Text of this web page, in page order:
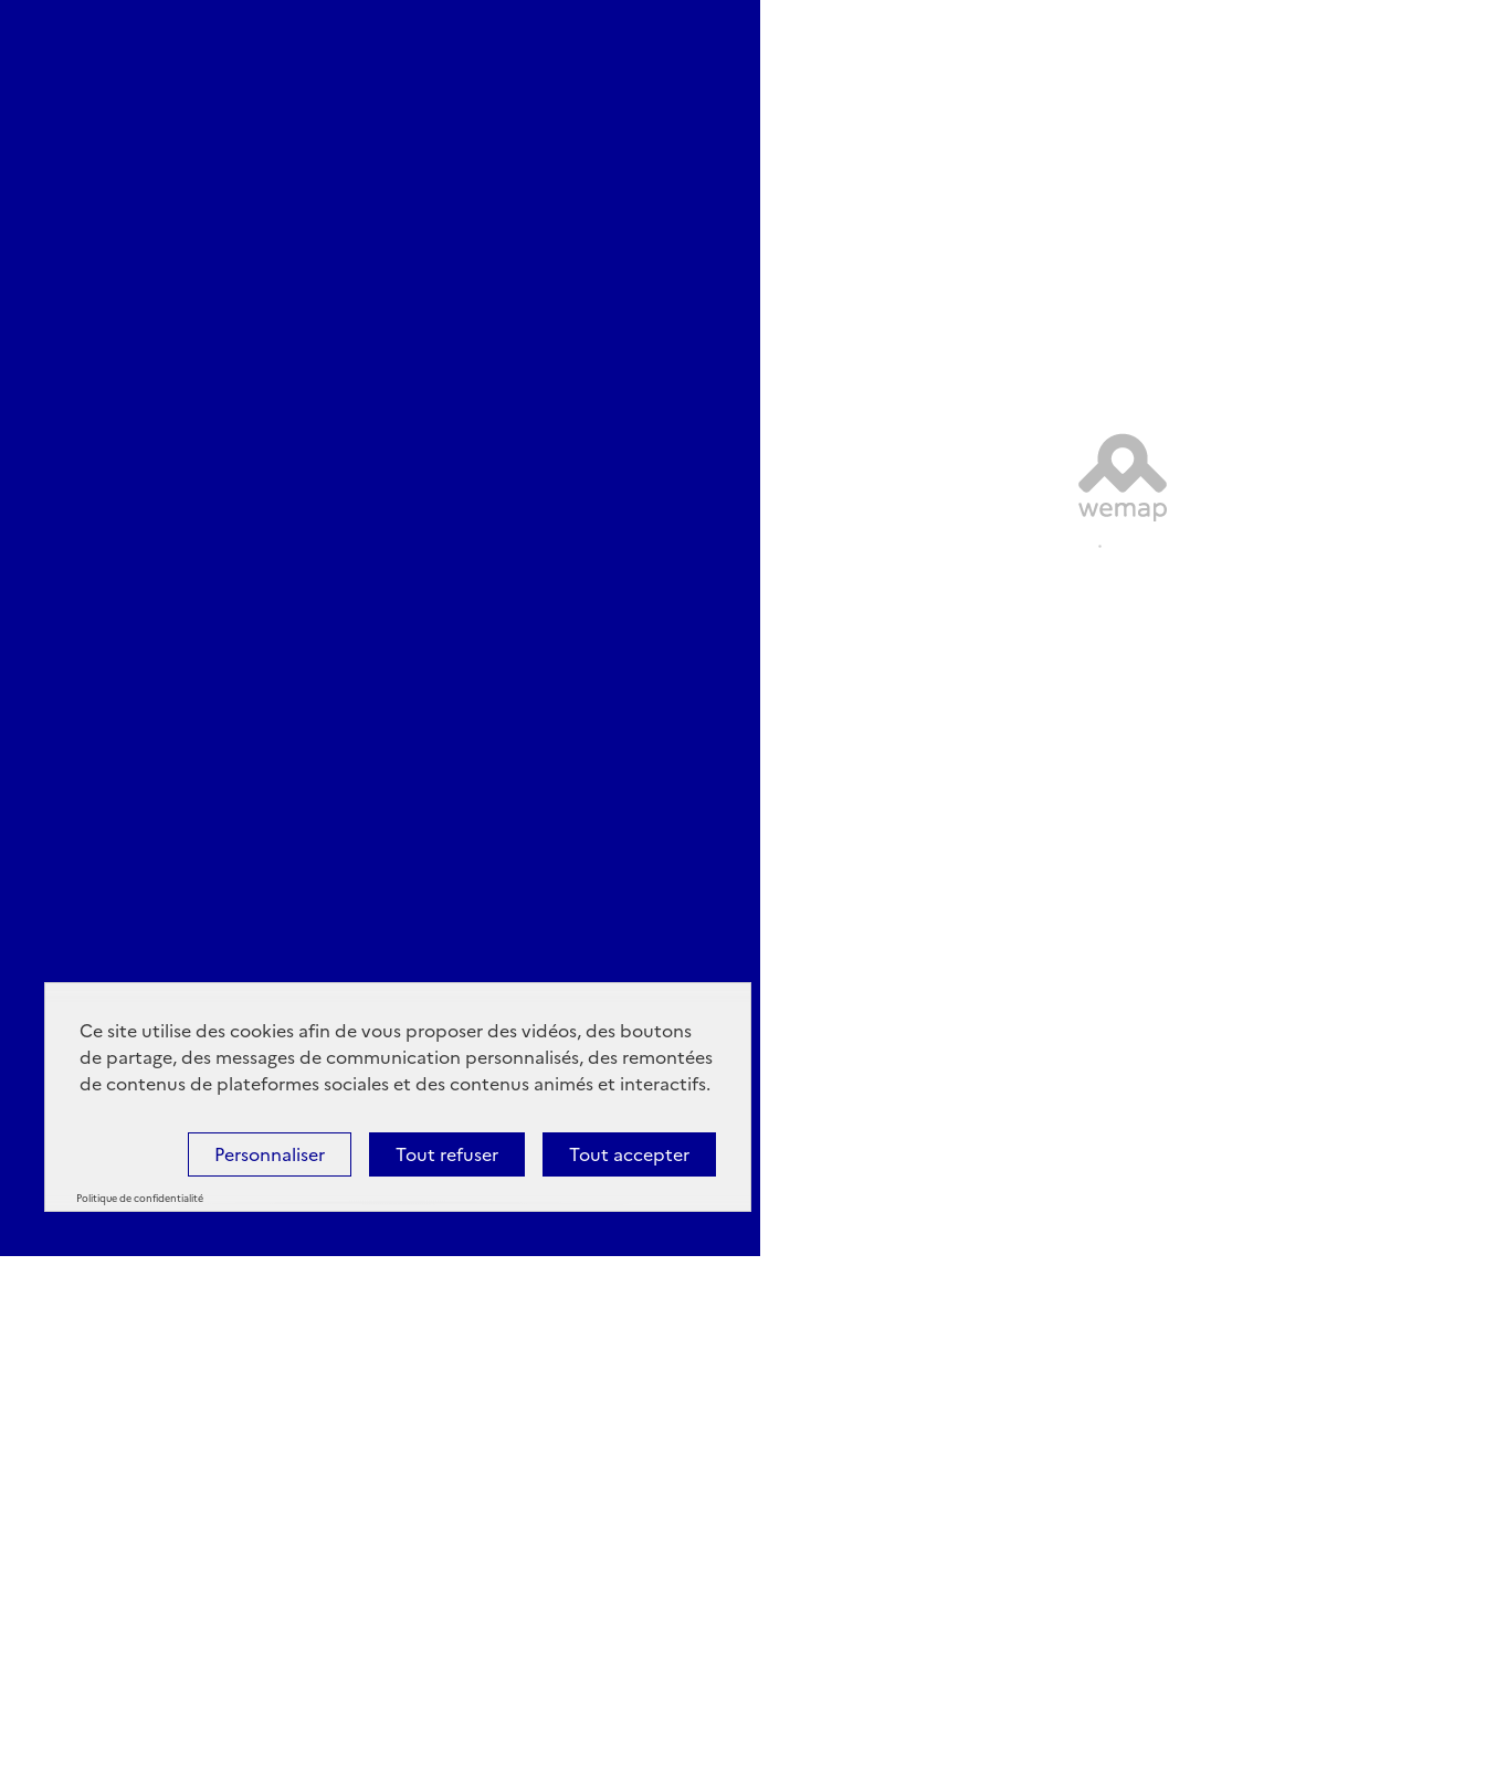
Ce site utilise des cookies afin de vous proposer des vidéos, des boutons
de partage, des messages de communication personnalisés, des remontées
de contenus de plateformes sociales et des contenus animés et interactifs.
Tout accepter
Tout refuser
Personnaliser
Politique de confidentialité